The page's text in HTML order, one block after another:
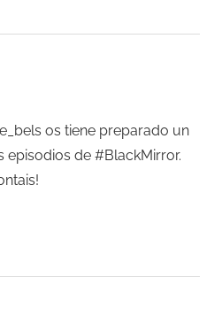
os tiene preparado un
episodios de #BlackMirror.